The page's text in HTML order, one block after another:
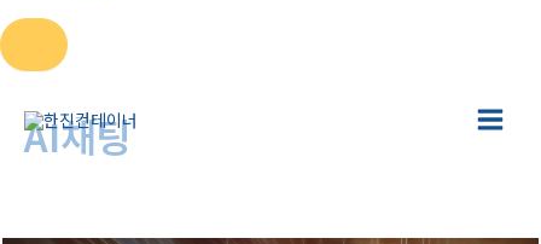
Main
AI채팅